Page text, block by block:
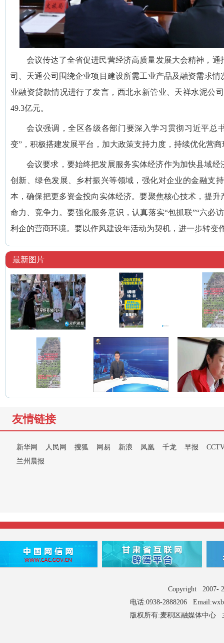
会议传达了全省促进民营经济高质量发展大会精神，
司、天通公司围绕企业项目建设所需工业产品及融资需求
业融资贷款情况进行了发言，西北永新管业、天祥水泥公
49.3亿元。
会议强调，全区各级各部门要深入学习贯彻习近平总
变”，积极搭建发展平台，加大政策支持力度，持续优化营
会议要求，要始终把发展服务实体经济作为加快县域
创新、绿色发展、乡村振兴等领域，强化对企业的金融支
本，确保把更多资金投向实体经济。要聚焦核心技术，提
命力、竞争力。要强化服务意识，认真落实“包抓联”“六必
利企的营商环境。要以作风建设年活动为契机，进一步转
最新图片
友情链接
新华网 人民网 搜狐 网易 新浪 凤凰 千龙 早报
兰州晨报
Copyright 2007-
电话:0938-2888206
版权所有:麦积区融媒体中心